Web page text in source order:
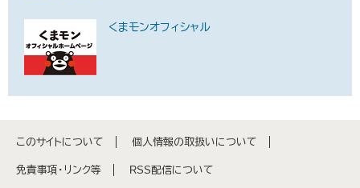
くまモンオフィシャル
このサイトについて 個人情報の取扱いについて
免責事項・リンク等 RSS配信について